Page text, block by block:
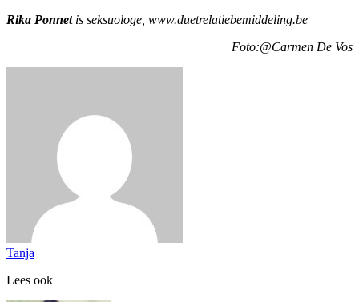
Rika Ponnet is seksuologe, www.duetrelatiebemiddeling.be
Foto:@Carmen De Vos
Tanja
Lees ook